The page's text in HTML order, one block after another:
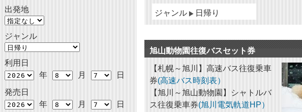
出発地
ジャンル
利用日
年
月
日
発売日
年
月 日
ジャンル 日帰り
旭山動物園往復バスセット券
【札幌～旭川】高速バス往復乗車
券(高速バス時刻表）
【旭川～旭山動物園】シャトルバ
ス往復乗車券(旭川電気軌道HP）